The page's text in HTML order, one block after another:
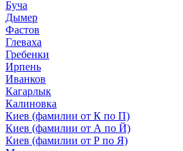
Буча
Дымер
Фастов
Глеваха
Гребенки
Ирпень
Иванков
Кагарлык
Калиновка
Киев (фамилии от К по П)
Киев (фамилии от А по Й)
Киев (фамилии от Р по Я)